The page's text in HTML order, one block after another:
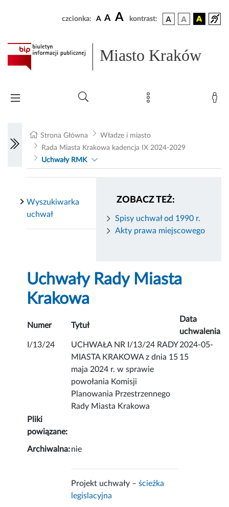
czcionka: A A A kontrast:
Miasto Kraków
Strona Główna
Władze i miasto
Rada Miasta Krakowa kadencja IX 2024-2029
Uchwały RMK
ZOBACZ TEŻ:
Spisy uchwał od 1990 r.
Akty prawa miejscowego
Wyszukiwarka
uchwał
Uchwały Rady Miasta
Krakowa
Numer Tytuł
Data
uchwalenia
I/13/24
UCHWAŁA NR I/13/24 RADY
MIASTA KRAKOWA z dnia 15
maja 2024 r. w sprawie
powołania Komisji
Planowania Przestrzennego
Rady Miasta Krakowa
2024-05-
15
Pliki
powiązane:
Archiwalna:nie
Projekt uchwały –ścieżka
legislacyjna